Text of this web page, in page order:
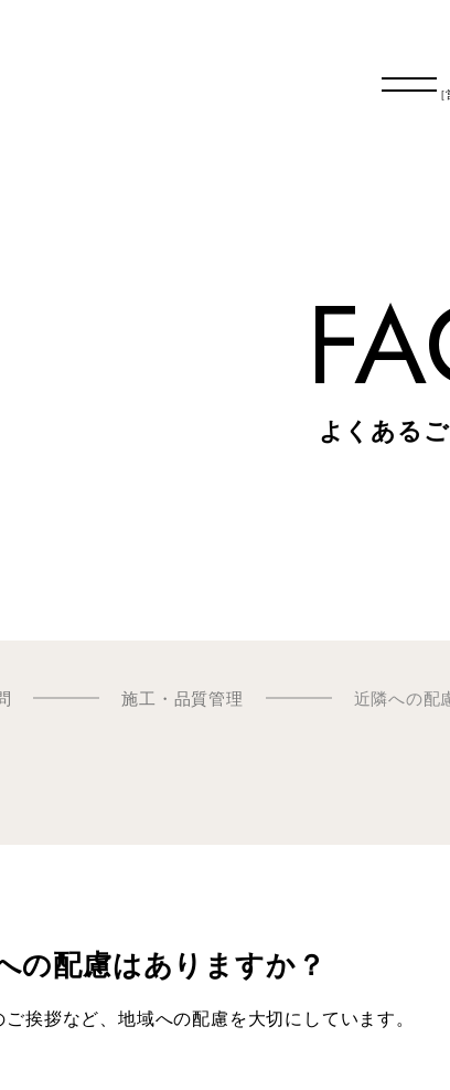
［
よくある
施工・品質管理 近隣への配
の配慮はありますか？
ご挨拶など、地域への配慮を大切にしています。